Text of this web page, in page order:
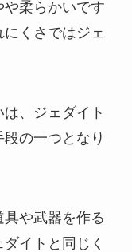
柔らかいです
くさではジェ
、ジェダイト
の一つとなり
や武器を作る
イトと同じく